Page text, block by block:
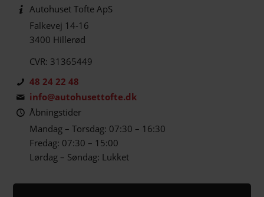
Autohuset Tofte ApS
Falkevej 14-16
3400 Hillerød
CVR: 31365449
48 24 22 48
info@autohusettofte.dk
Åbningstider
Mandag – Torsdag: 07:30 – 16:30
Fredag: 07:30 – 15:00
Lørdag – Søndag: Lukket